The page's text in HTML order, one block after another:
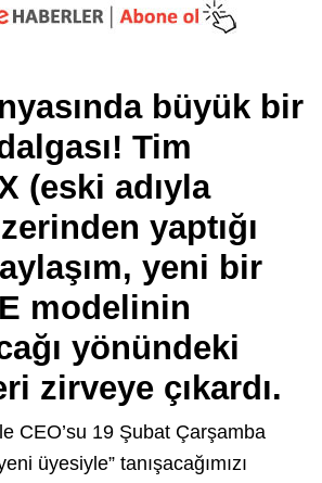
büyük bir
Tim
(eski adıyla
yaptığı
yeni bir
modelinin
yönündeki
zirveye çıkardı.
CEO’su 19 Şubat Çarşamba
üyesiyle” tanışacağımızı